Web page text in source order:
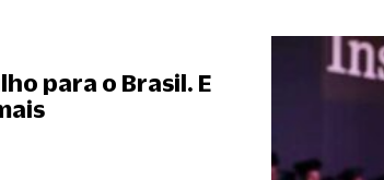
para o Brasil. E